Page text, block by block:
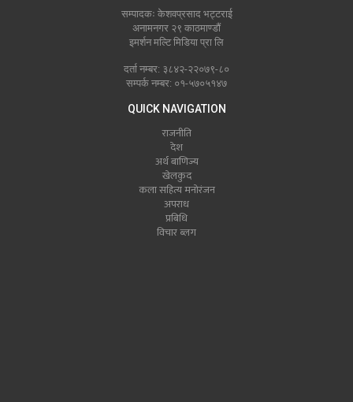
सम्पादकः केशवप्रसाद भट्टराई
अनामनगर २९ काठमाण्डौं
इमर्शन मल्टि मिडिया प्रा लि
दर्ता नम्बर: ३८४२-२२०७९-८०
सम्पर्क नम्बर: ०१-५७०५१४७
QUICK NAVIGATION
राजनीति
देश
अर्थ बाणिज्य
खेलकुद
कला सहित्य मनोरंजन
अपराध
प्रबिधि
विचार ब्लग